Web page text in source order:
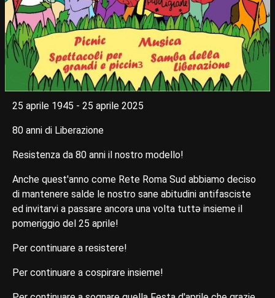
25 aprile 1945 - 25 aprile 2025
80 anni di Liberazione
Resistenza da 80 anni il nostro modello!
Anche quest'anno come Rete Roma Sud abbiamo deciso
di mantenere salde le nostro sane abitudini antifasciste
ed invitarvi a passare ancora una volta tuttə insieme il
pomeriggio del 25 aprile!
Per continuare a resistere!
Per continuare a cospirare insieme!